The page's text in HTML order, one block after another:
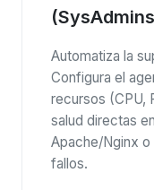
Automatiza la
Configura el
recursos (CPU,
salud directas
Apache/Nginx
fallos.